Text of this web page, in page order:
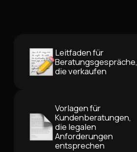
Leitfaden für
Beratungsgespräche,
die verkaufen
Vorlagen für
Kundenberatungen,
die legalen
Anforderungen
entsprechen